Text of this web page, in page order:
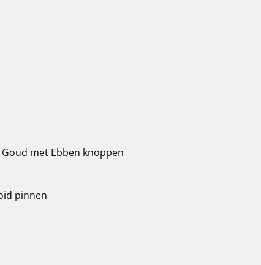
met Ebben knoppen
pinnen